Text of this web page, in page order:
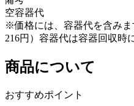
空容器代
※価格には、容器代を含みま
216円）容器代は容器回収時
商品について
おすすめポイント